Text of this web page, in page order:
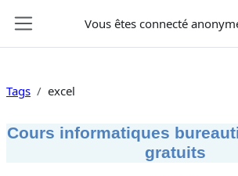
Vous êtes connecté
Tags excel
Cours informatiques
gratuits